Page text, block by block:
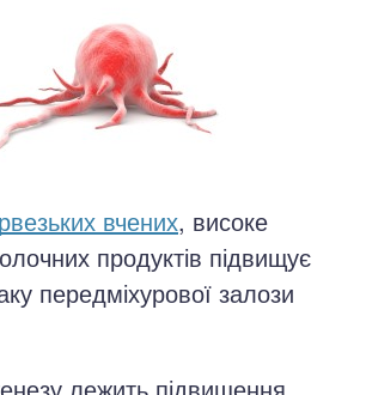
вчених, високе
продуктів підвищує
передміхурової залози